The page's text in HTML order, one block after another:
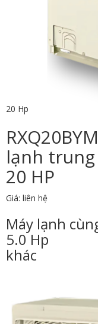
20 Hp
lạnh trung
20 HP
Giá: liên hệ
Máy lạnh
5.0 Hp
khác